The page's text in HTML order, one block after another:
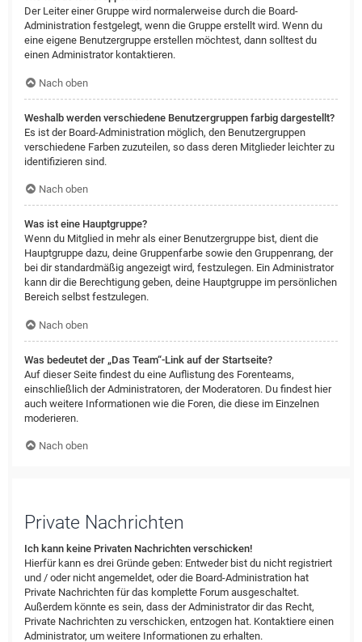
Der Leiter einer Gruppe wird normalerweise durch die Board-
Administration festgelegt, wenn die Gruppe erstellt wird. Wenn du
eine eigene Benutzergruppe erstellen möchtest, dann solltest du
einen Administrator kontaktieren.
Nach oben
Weshalb werden verschiedene Benutzergruppen farbig dargestellt?
Es ist der Board-Administration möglich, den Benutzergruppen
verschiedene Farben zuzuteilen, so dass deren Mitglieder leichter zu
identifizieren sind.
Nach oben
Was ist eine Hauptgruppe?
Wenn du Mitglied in mehr als einer Benutzergruppe bist, dient die
Hauptgruppe dazu, deine Gruppenfarbe sowie den Gruppenrang, der
bei dir standardmäßig angezeigt wird, festzulegen. Ein Administrator
kann dir die Berechtigung geben, deine Hauptgruppe im persönlichen
Bereich selbst festzulegen.
Nach oben
Was bedeutet der „Das Team“-Link auf der Startseite?
Auf dieser Seite findest du eine Auflistung des Forenteams,
einschließlich der Administratoren, der Moderatoren. Du findest hier
auch weitere Informationen wie die Foren, die diese im Einzelnen
moderieren.
Nach oben
Private Nachrichten
Ich kann keine Privaten Nachrichten verschicken!
Hierfür kann es drei Gründe geben: Entweder bist du nicht registriert
und / oder nicht angemeldet, oder die Board-Administration hat
Private Nachrichten für das komplette Forum ausgeschaltet.
Außerdem könnte es sein, dass der Administrator dir das Recht,
Private Nachrichten zu verschicken, entzogen hat. Kontaktiere einen
Administrator, um weitere Informationen zu erhalten.